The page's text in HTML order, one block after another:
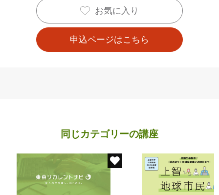
お気に入り
申込ページはこちら
同じカテゴリーの講座